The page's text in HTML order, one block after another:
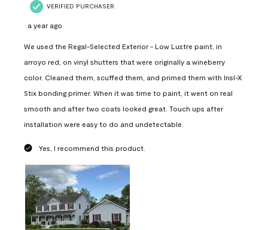
VERIFIED PURCHASER
a year ago
We used the Regal-Selected Exterior - Low Lustre paint, in
arroyo red, on vinyl shutters that were originally a wineberry
color. Cleaned them, scuffed them, and primed them with Insl-X
Stix bonding primer. When it was time to paint, it went on real
smooth and after two coats looked great. Touch ups after
installation were easy to do and undetectable.
Yes, I recommend this product.